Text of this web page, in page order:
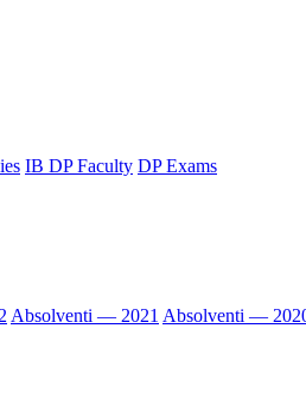
IB DP Faculty DP Exams
Absolventi — 2021 Absolventi —